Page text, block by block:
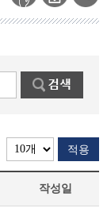
기
적용
작성일